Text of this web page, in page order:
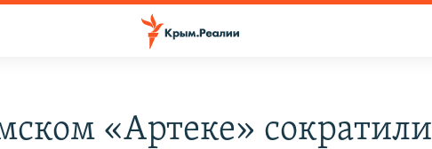
«Артеке» сократили